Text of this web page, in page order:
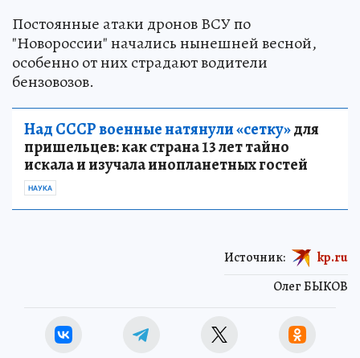
Постоянные атаки дронов ВСУ по
"Новороссии" начались нынешней весной,
особенно от них страдают водители
бензовозов.
Над СССР военные натянули «сетку»для
пришельцев: как страна 13 лет тайно
искала и изучала инопланетных гостей
НАУКА
Олег БЫКОВ
Источник: kp.ru